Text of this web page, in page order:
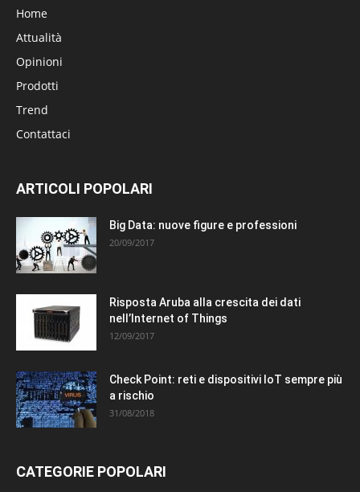
Home
Attualità
Opinioni
Prodotti
Trend
Contattaci
ARTICOLI POPOLARI
Big Data: nuove figure e professioni
20/09/2017
Risposta Aruba alla crescita dei dati
nell’Internet of Things
12/09/2017
Check Point: reti e dispositivi IoT sempre più
a rischio
31/08/2018
CATEGORIE POPOLARI